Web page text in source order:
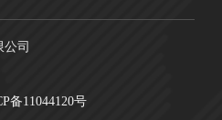
公司
备11044120号